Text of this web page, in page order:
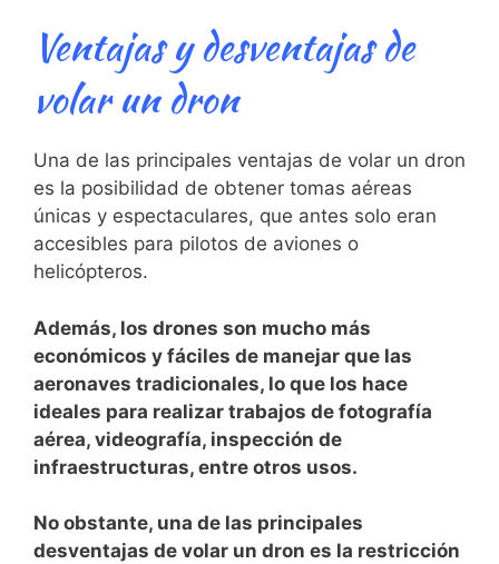
Ventajas y desventajas de
volar un dron
Una de las principales ⁤ventajas ‍de volar⁢ un dron
es la posibilidad de obtener tomas aéreas
únicas y espectaculares, que⁣ antes solo eran
⁢accesibles para pilotos de aviones o
helicópteros.
Además, los drones son ‍mucho ‍más⁤
económicos y fáciles de manejar que las
aeronaves tradicionales, lo que los hace
ideales para realizar trabajos de fotografía
aérea, videografía, inspección de
infraestructuras, entre otros⁣ usos.
No obstante, una de las principales
desventajas de volar un⁤ dron‍ es la restricción